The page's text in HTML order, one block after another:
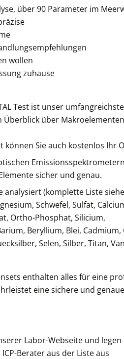
über 90 Parameter im
wollen
zuhause
Test ist unser
Überblick über
können Sie auch kostenlos
sicher und genau.
analysiert (komplette Liste
Schwefel, Sulfat,
Ortho-Phosphat, Silicium,
Beryllium, Blei,
Selen, Silber, Titan,
enthalten alles für eine
eine sichere und
Labor-Webseite und
Berater aus der Liste aus